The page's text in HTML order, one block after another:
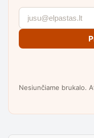
Nesiunčiame brukalo.